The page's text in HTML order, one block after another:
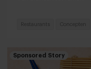
Restaurants Concepten
Sponsored Story